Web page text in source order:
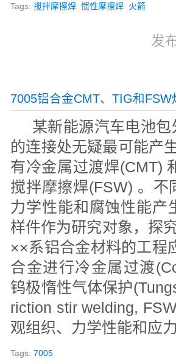
Tags:搅拌摩擦焊 惯性摩擦焊 火箭
发
7005铝合金CMT、TIG和
某新能源汽车电池
的连接处无疑最可能产
有冷金属过渡焊(CMT)
搅拌摩擦焊(FSW) 。
力学性能和腐蚀性能产
样件作为研究对象，探
××系铝合金材料的工程
合金进行冷金属过渡
钨极惰性气体保护
riction stir welding,
观组织、力学性能和应
Tags:7005